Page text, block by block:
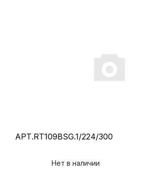
АРТ.RT109BSG.1/224/300
Нет в наличии